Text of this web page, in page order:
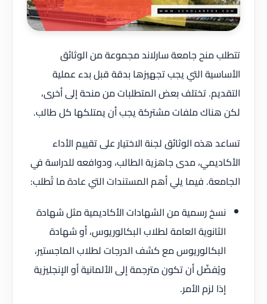
تتطلب منح جامعة سارلاند مجموعة من الوثائق
الأساسية التي يجب تجهيزها بدقة قبل بدء عملية
التقديم. تختلف بعض المتطلبات من منحة إلى أخرى،
لكن هناك ملفات مشتركة يجب أن يمتلكها كل طالب.
تساعد هذه الوثائق لجنة الاختيار على تقييم الأداء
الأكاديمي، مدى جاهزية الطالب، ودوافعه للدراسة في
الجامعة. فيما يلي أهم المستندات التي عادة ما تُطلب:
نسخ رسمية من الشهادات الأكاديمية مثل شهادة
الثانوية العامة لطلاب البكالوريوس، أو شهادة
البكالوريوس مع كشف الدرجات لطلاب الماجستير،
ويُفضّل أن تكون مترجمة إلى الألمانية أو الإنجليزية
إذا لزم الأمر.